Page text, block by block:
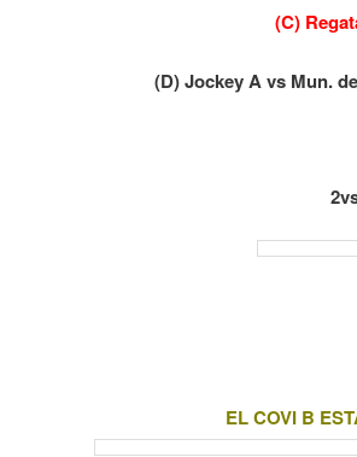
(C)
(D) Jockey A vs Mun.
EL COVI B